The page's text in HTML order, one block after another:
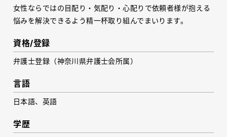
女性ならではの目配り・気配り・心配りで依頼者様が抱える
悩みを解決できるよう精一杯取り組んでまいります。
資格/登録
弁護士登録（神奈川県弁護士会所属）
言語
日本語、英語
学歴